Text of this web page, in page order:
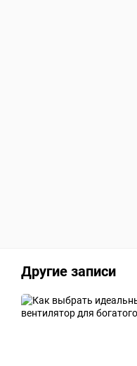
Другие записи